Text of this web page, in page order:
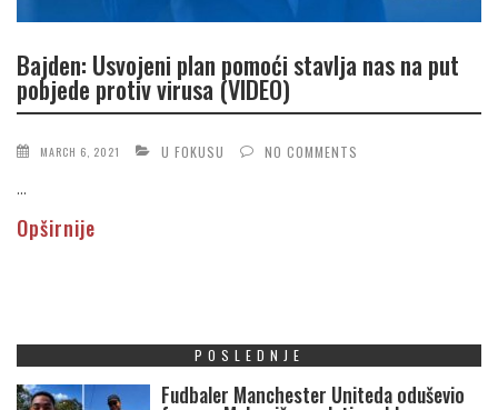
Bajden: Usvojeni plan pomoći stavlja nas na put
pobjede protiv virusa (VIDEO)
MARCH 6, 2021 U FOKUSU NO COMMENTS
...
Opširnije
POSLEDNJE
Fudbaler Manchester Uniteda oduševio